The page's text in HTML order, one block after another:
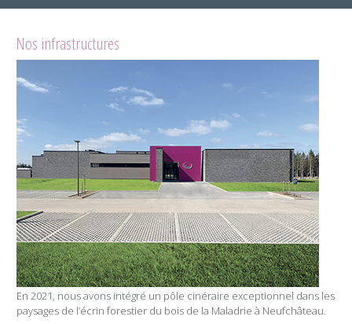
Nos infrastructures
En 2021, nous avons intégré un pôle cinéraire exceptionnel dans les
paysages de l’écrin forestier du bois de la Maladrie à Neufchâteau.